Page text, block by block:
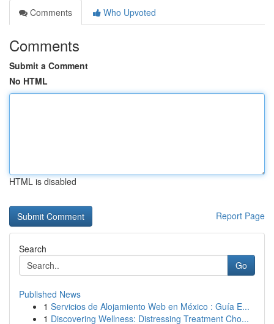
Comments
Who Upvoted
Comments
Submit a Comment
No HTML
HTML is disabled
Report Page
Search
Go
Published News
1 Servicios de Alojamiento Web en México : Guía E...
1 Discovering Wellness: Distressing Treatment Cho...